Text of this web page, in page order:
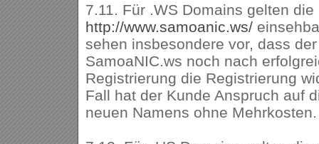
7.11. Für .WS Domains gelten die
http://www.samoanic.ws/
sehen insbesondere vor, dass
SamoaNIC.ws noch nach
Registrierung die Registrierung
Fall hat der Kunde Anspruch auf
neuen Namens ohne Mehrkosten.